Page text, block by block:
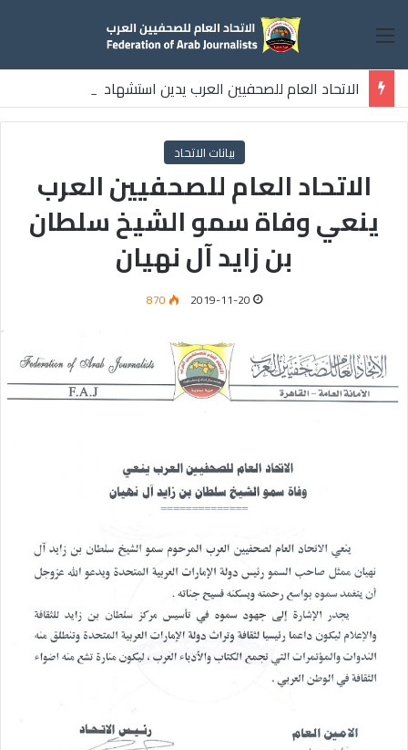
القائمة
الاتحاد العام للصحفيين العرب يدين استشهاد
ثلاثة صحفيين فلسطينيين باستهداف إسرائيلي وسط قطاع غزة
بيانات الاتحاد
الاتحاد العام للصحفيين العرب
ينعي وفاة سمو الشيخ سلطان
بن زايد آل نهيان
2019-11-20
870